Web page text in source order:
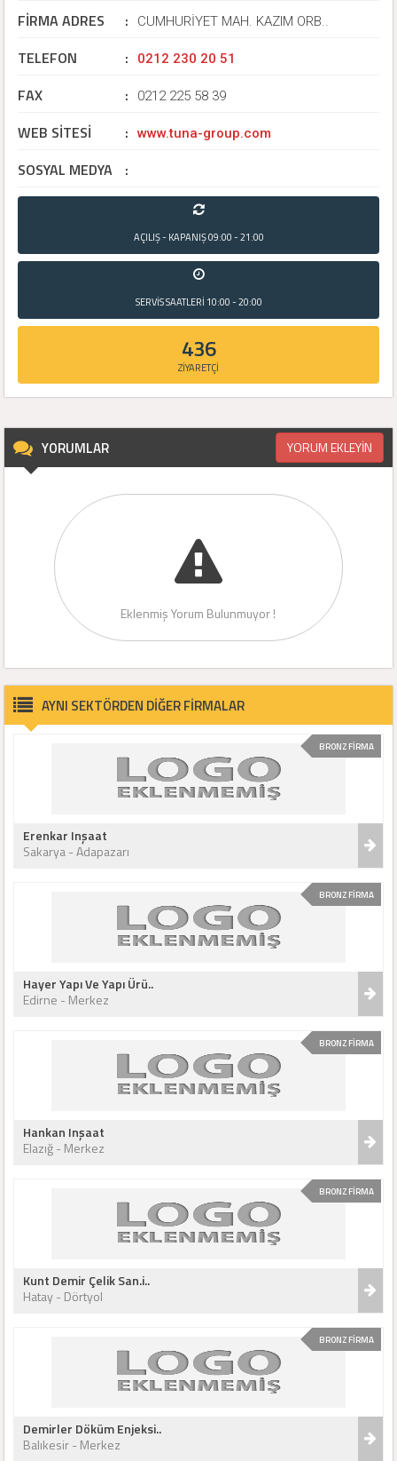
FİRMA ADRES : CUMHURİYET MAH. KAZIM ORB..
TELEFON : 0212 230 20 51
FAX : 0212 225 58 39
WEB SİTESİ : www.tuna-group.com
SOSYAL MEDYA :
AÇILIŞ - KAPANIŞ09:00 - 21:00
SERVİS SAATLERİ 10:00 - 20:00
436
ZİYARETÇİ
YORUMLAR YORUM EKLEYİN
Eklenmiş Yorum Bulunmuyor !
AYNI SEKTÖRDEN DİĞER FİRMALAR
BRONZ FİRMA
Erenkar Inşaat
Sakarya - Adapazarı
BRONZ FİRMA
Hayer Yapı Ve Yapı Ürü..
Edirne - Merkez
BRONZ FİRMA
Hankan Inşaat
Elazığ - Merkez
BRONZ FİRMA
Kunt Demir Çelik San.i..
Hatay - Dörtyol
BRONZ FİRMA
Demirler Döküm Enjeksi..
Balıkesir - Merkez